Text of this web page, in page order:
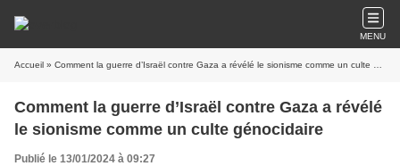
MENU
Accueil » Comment la guerre d’Israël contre Gaza a révélé le sionisme comme un culte génocidaire
Comment la guerre d’Israël contre Gaza a révélé
le sionisme comme un culte génocidaire
Publié le 13/01/2024 à 09:27